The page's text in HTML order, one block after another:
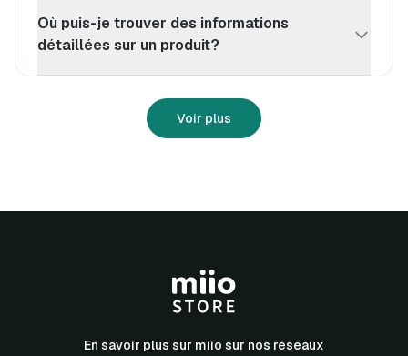
Où puis-je trouver des informations
détaillées sur un produit?
Voir plus
En savoir plus sur miio sur nos réseaux